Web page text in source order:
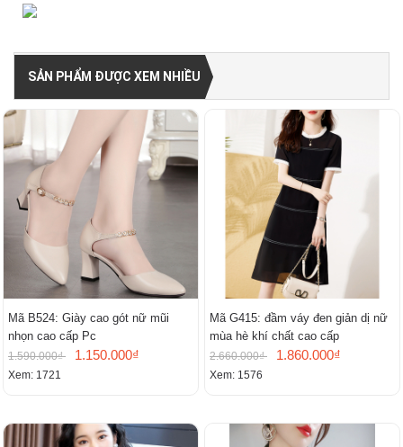
SẢN PHẨM ĐƯỢC XEM NHIỀU
Mã B524: Giày cao gót nữ mũi
nhọn cao cấp Pc
1.590.000₫ 1.150.000₫
Xem: 1721
Mã G415: đầm váy đen giản dị nữ
mùa hè khí chất cao cấp
2.660.000₫ 1.860.000₫
Xem: 1576